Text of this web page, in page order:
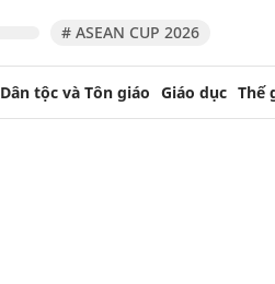
# ASEAN CUP 2026
Dân tộc và Tôn giáo Giáo dục Thế